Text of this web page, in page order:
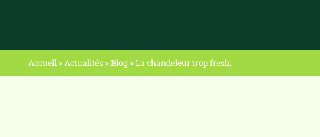
Accueil>Actualités>Blog>La chandeleur trop fresh.